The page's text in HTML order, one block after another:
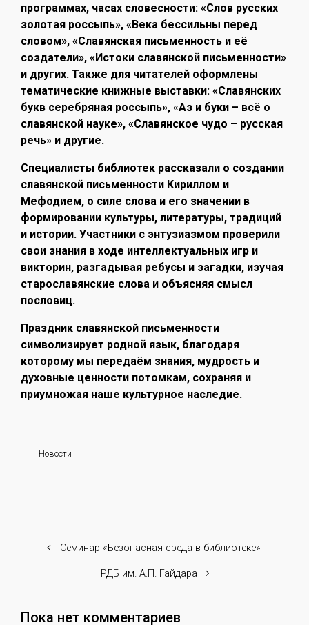
программах, часах словесности: «Слов русских
золотая россыпь», «Века бессильны перед
словом», «Славянская письменность и её
создатели», «Истоки славянской письменности»
и других. Также для читателей оформлены
тематические книжные выставки: «Славянских
букв серебряная россыпь», «Аз и буки – всё о
славянской науке», «Славянское чудо – русская
речь» и другие.
Специалисты библиотек рассказали о создании
славянской письменности Кириллом и
Мефодием, о силе слова и его значении в
формировании культуры, литературы, традиций
и истории. Участники с энтузиазмом проверили
свои знания в ходе интеллектуальных игр и
викторин, разгадывая ребусы и загадки, изучая
старославянские слова и объясняя смысл
пословиц.
Праздник славянской письменности
символизирует родной язык, благодаря
которому мы передаём знания, мудрость и
духовные ценности потомкам, сохраняя и
приумножая наше культурное наследие.
Новости
Семинар «Безопасная среда в библиотеке»
РДБ им. А.П. Гайдара
Пока нет комментариев